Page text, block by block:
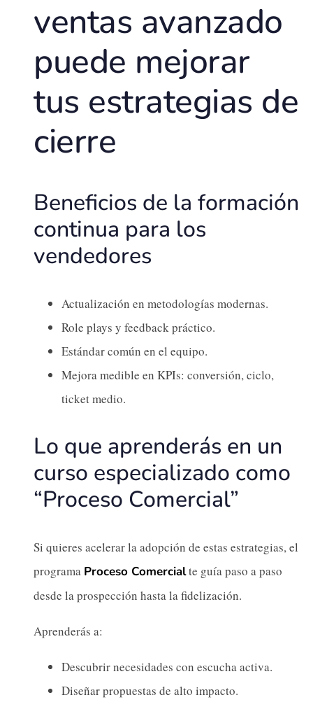
ventas avanzado
puede mejorar
tus estrategias de
cierre
Beneficios de la formación
continua para los
vendedores
Actualización en metodologías modernas.
Role plays y feedback práctico.
Estándar común en el equipo.
Mejora medible en KPIs: conversión, ciclo,
ticket medio.
Lo que aprenderás en un
curso especializado como
“Proceso Comercial”
Si quieres acelerar la adopción de estas estrategias, el
programa Proceso Comercialte guía paso a paso
desde la prospección hasta la fidelización.
Aprenderás a:
Descubrir necesidades con escucha activa.
Diseñar propuestas de alto impacto.